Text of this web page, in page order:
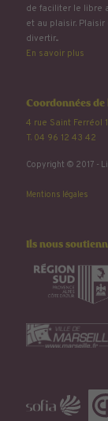
de faciliter le libre
et au plaisir.
divertir...
En savoir plus
Coordonnées
4 rue Saint Ferréol
T. 04 96 12 43 42
Copyright © 2017 -
Mentions légales
Ils nous